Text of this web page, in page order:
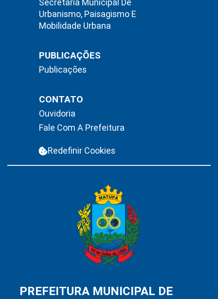
Secretaria Municipal De
Urbanismo, Paisagismo E
Mobilidade Urbana
PUBLICAÇÕES
Publicações
CONTATO
Ouvidoria
Fale Com A Prefeitura
Redefinir Cookies
PREFEITURA MUNICIPAL DE